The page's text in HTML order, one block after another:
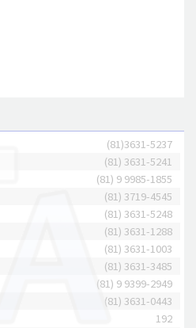
(81)3631-5237
(81) 3631-5241
(81) 9 9985-1855
(81) 3719-4545
(81) 3631-5248
(81) 3631-1288
(81) 3631-1003
(81) 3631-3485
(81) 9 9399-2949
(81) 3631-0443
192